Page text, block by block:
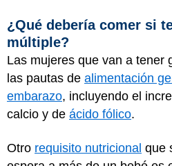
¿Qué debería comer si
múltiple?
Las mujeres que van a tener
las pautas de alimentación
embarazo, incluyendo el
calcio y de ácido fólico.
Otro requisito nutricional que